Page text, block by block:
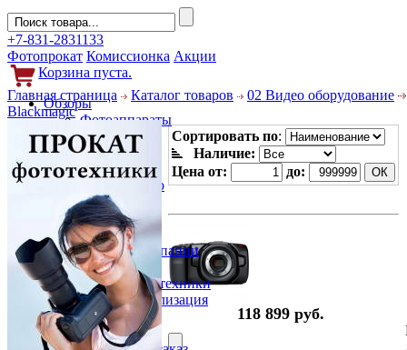
+7-831-2831133
Фотопрокат Комиссионка Акции
Корзина пуста.
Обзоры
Фотоаппараты
Объективы
Фильтры
Новости
Фото и видео
Гаджеты
Аксессуары
Слухи
Новости компании
Услуги
Прокат фототехники
Выкуп и реализация
Покупателям
Акции
Главная страница Каталог товаров
02 Видео оборудование
Blackmagic
Сортировать по:
Наличие:
Цена от:
до:
118 899 руб.